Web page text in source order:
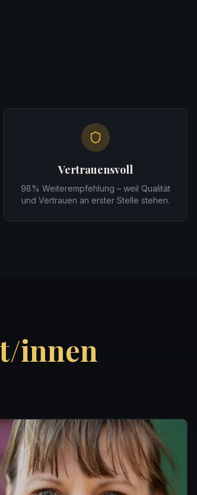
Vertrauensvoll
98% Weiterempfehlung – weil Qualität
und Vertrauen an erster Stelle stehen.
innen